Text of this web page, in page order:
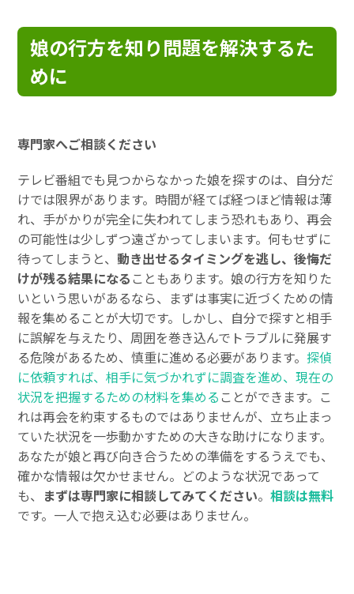
娘の行方を知り問題を解決するた
めに
専門家へご相談ください
テレビ番組でも見つからなかった娘を探すのは、自分だ
けでは限界があります。時間が経てば経つほど情報は薄
れ、手がかりが完全に失われてしまう恐れもあり、再会
の可能性は少しずつ遠ざかってしまいます。何もせずに
待ってしまうと、動き出せるタイミングを逃し、後悔だ
けが残る結果になる こともあります。娘の行方を知りた
いという思いがあるなら、まずは事実に近づくための情
報を集めることが大切です。しかし、自分で探すと相手
に誤解を与えたり、周囲を巻き込んでトラブルに発展す
る危険があるため、慎重に進める必要があります。探偵
に依頼すれば、相手に気づかれずに調査を進め、現在の
状況を把握するための材料を集める ことができます。こ
れは再会を約束するものではありませんが、立ち止まっ
ていた状況を一歩動かすための大きな助けになります。
あなたが娘と再び向き合うための準備をするうえでも、
確かな情報は欠かせません。どのような状況であって
も、 まずは専門家に相談してみてください。相談は無料
です。一人で抱え込む必要はありません。